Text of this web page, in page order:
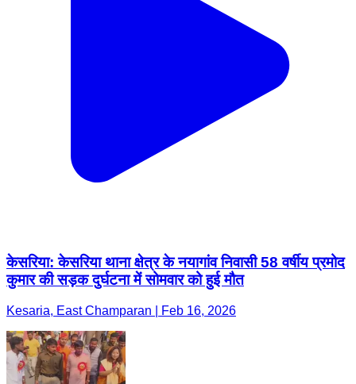
केसरिया: केसरिया थाना क्षेत्र के नयागांव निवासी 58 वर्षीय प्रमोद
कुमार की सड़क दुर्घटना में सोमवार को हुई मौत
Kesaria, East Champaran | Feb 16, 2026